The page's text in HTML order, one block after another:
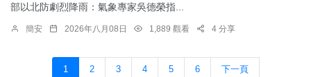
部以北防劇烈降雨：​氣象專家吳德榮指...
簡安 2026年八月08日 1,889 觀看 4 分享
1 2 3 4 5 6 下一頁